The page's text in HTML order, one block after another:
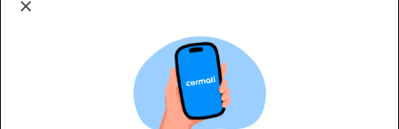
Cermati merupakan penyelenggara agregasi jasa keuangan yang terdaftar di
OJK. Oleh karena itu, produk dan/atau layanan jasa keuangan yang
ditawarkan bukan merupakan produk dan/atau layanan jasa keuangan yang
diterbitkan oleh Cermati dan Cermati tidak bertanggung jawab atas tuntutan